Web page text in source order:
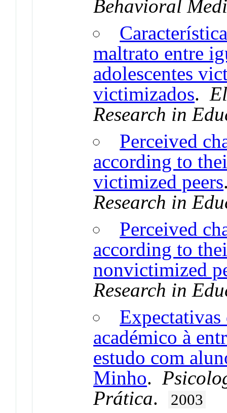
Behavioral
maltrato entre
adolescentes
victimizados.
Research in
Perceived
according to
victimized peers
Research in
Perceived
according to
nonvictimized
Research in
académico à
estudo com
Minho.
Prática. 2003